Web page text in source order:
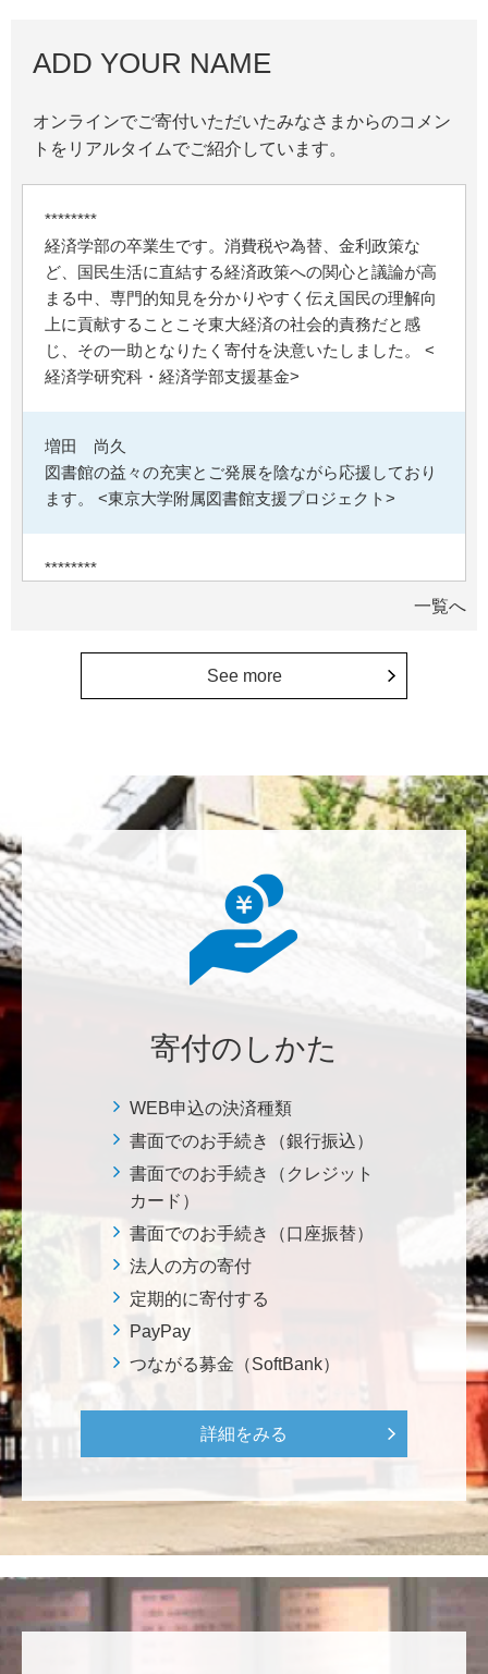
ADD YOUR NAME
オンラインでご寄付いただいたみなさまからのコメン
トをリアルタイムでご紹介しています。
********
経済学部の卒業生です。消費税や為替、金利政策な
ど、国民生活に直結する経済政策への関心と議論が高
まる中、専門的知見を分かりやすく伝え国民の理解向
上に貢献することこそ東大経済の社会的責務だと感
じ、その一助となりたく寄付を決意いたしました。 <
経済学研究科・経済学部支援基金>
増田 尚久
図書館の益々の充実とご発展を陰ながら応援しており
ます。 <東京大学附属図書館支援プロジェクト>
********
植物は、実は植物同士全世界の植物で繋がっている。
植物が未来に繋がっている。 地球や室内の空気清浄、
る。 植物、素晴らしい。 世界の学会でも、子供たち
にも、植物の素晴らしさ、凄さを伝えていってほし
美味しいお寿司、刺身、美味しい魚、美味しい日本
も未来永劫 美味しいお寿司、刺身、日本米を子供た
ち、孫たち、子々孫々へ <国際水産研究教育基金>
す。募金することにより、私自身も参加しているよう
プロジェクト>
株式会社Ｌｅｇａｌｓｃａｐｅ
当社は、IS・CSで学んだ知見を法領域に応用するとこ
ろから始まりました。この社会でますますコンピュー
タ科学の力が発揮されるよう祈念して、支援いたしま
す。 <コンピュータサイエンス教育支援基金>
世界に貢献を！
田畑 和樹
対校戦勝利、インカレ優勝目指して頑張ってくださ
い！ <漕艇部>
一覧へ
See more
寄付のしかた
WEB申込の決済種類
書面でのお手続き（銀行振込）
書面でのお手続き（クレジット
カード）
書面でのお手続き（口座振替）
法人の方の寄付
定期的に寄付する
PayPay
つながる募金（SoftBank）
詳細をみる